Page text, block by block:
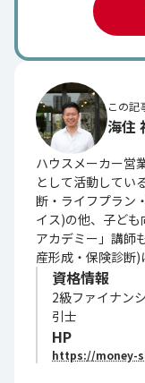
この記
海住
ハウスメーカー営
として活動してい
断・ライフプラン
イス)の他、子ど
アカデミー」講師
産形成・保険診断)
資格情報
2級ファイナン
引士
HP
https://money-